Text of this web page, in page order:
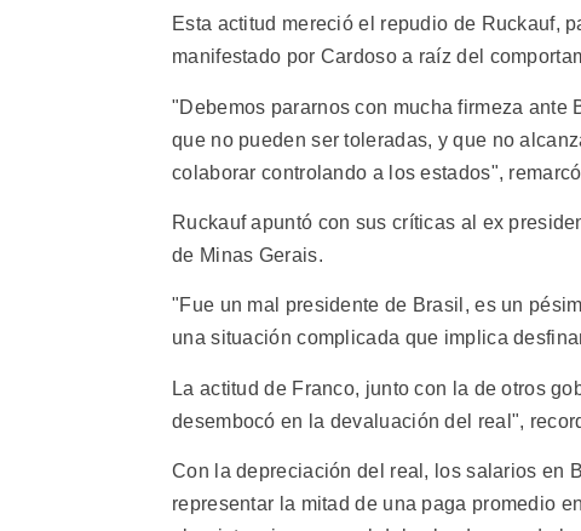
Esta actitud mereció el repudio de Ruckauf,
manifestado por Cardoso a raíz del
"Debemos pararnos con mucha firmeza
que no pueden ser toleradas, y que no
colaborar controlando a los estados",
Ruckauf apuntó con sus críticas al ex
de Minas Gerais.
"Fue un mal presidente de Brasil, es un
una situación complicada que implica
La actitud de Franco, junto con la de otros
desembocó en la devaluación del real",
Con la depreciación del real, los salarios en
representar la mitad de una paga promedio